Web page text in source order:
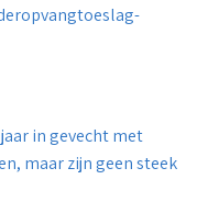
in gevecht met
maar zijn geen steek